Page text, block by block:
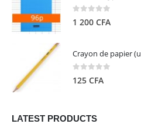
0 out of 5
1 200 CFA
Crayon de papier
0 out of 5
125 CFA
LATEST PRODUCTS